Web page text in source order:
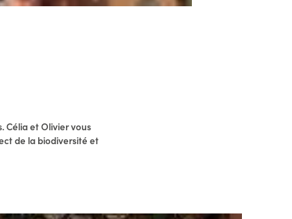
Célia et Olivier vous
de la biodiversité et